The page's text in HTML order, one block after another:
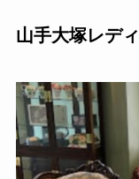
山手大塚レデ